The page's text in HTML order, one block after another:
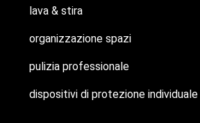
lava & stira
organizzazione spazi
pulizia professionale
dispositivi di protezione individuale